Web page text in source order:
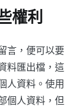
權利
言，便可以要
料匯出檔，這
人資料。使用
個人資料，但